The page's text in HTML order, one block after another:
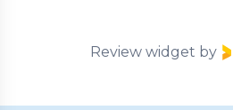
Review widget by